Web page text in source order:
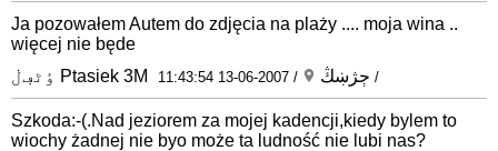
Ja pozowałem Autem do zdjęcia na plaży .... moja wina ..
więcej nie będe
ٶٹڢڶ Ptasiek 3M ڄژښڭ / 2007-06-13 11:43:54 /
Szkoda:-(.Nad jeziorem za mojej kadencji,kiedy bylem to
wiochy żadnej nie byo może ta ludność nie lubi nas?